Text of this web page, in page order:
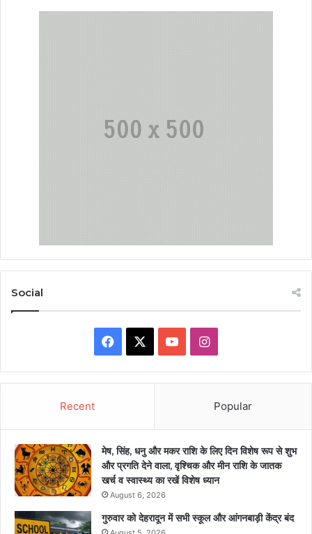
Social
Facebook YouTubeInstagram
Recent Popular
मेष, सिंह, धनु और मकर राशि के लिए दिन विशेष रूप से शुभ
और प्रगति देने वाला, वृश्चिक और मीन राशि के जातक
खर्च व स्वास्थ्य का रखें विशेष ध्यान
August 6, 2026
गुरुवार को देहरादून में सभी स्कूल और आंगनबाड़ी केंद्र बंद